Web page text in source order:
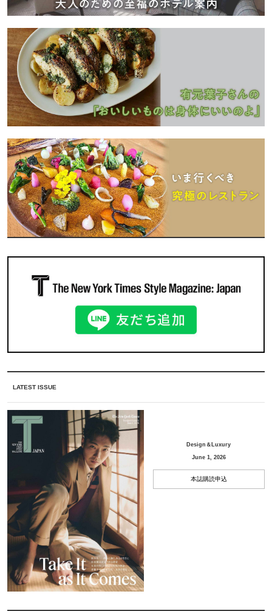
LATEST ISSUE
Design＆Luxury
June 1, 2026
本誌購読申込